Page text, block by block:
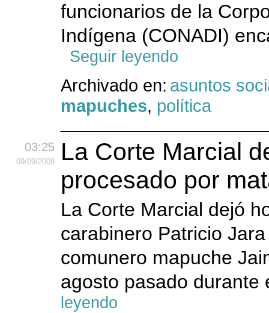
funcionarios de la
Indígena (CONADI)
Seguir leyendo
Archivado en: asuntos
mapuches, política
03:25
09/09/2009
La Corte Marcial
procesado por
La Corte Marcial dejó
carabinero Patricio
comunero mapuche
agosto pasado
leyendo